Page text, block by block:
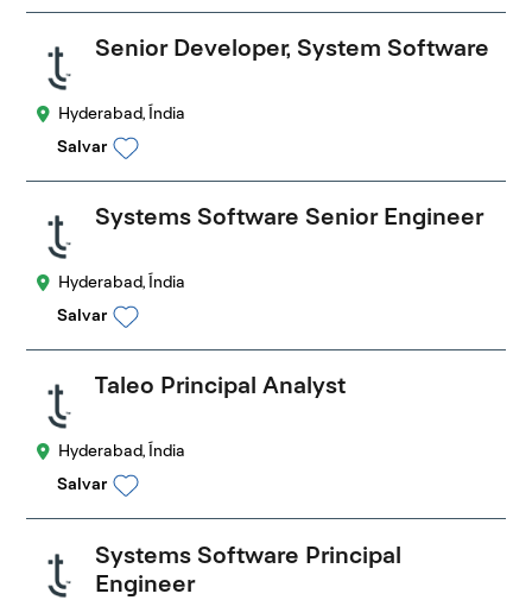
Senior Developer, System Software
Hyderabad, Índia
Salvar
Systems Software Senior Engineer
Hyderabad, Índia
Salvar
Taleo Principal Analyst
Hyderabad, Índia
Salvar
Systems Software Principal
Engineer